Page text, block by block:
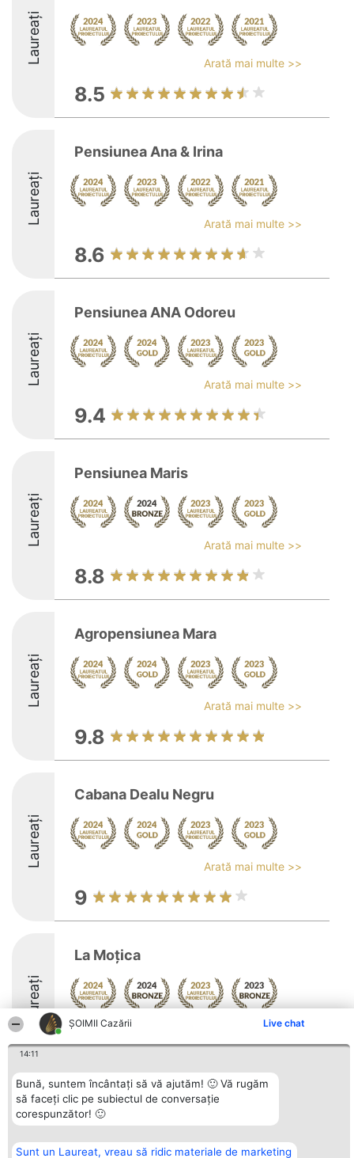
ȘOIMII Cazării Live chat
14:11
Bună, suntem încântați să vă ajutăm! 🙂 Vă rugăm
să faceți clic pe subiectul de conversație
corespunzător! 🙂
Sunt un Laureat, vreau să ridic materiale de marketing
Laureați Arată mai multe >>
8.5
Laureați
Pensiunea Ana & Irina
Arată mai multe >>
8.6
Laureați
Pensiunea ANA Odoreu
Arată mai multe >>
9.4
Laureați
Pensiunea Maris
Arată mai multe >>
8.8
Laureați
Agropensiunea Mara
Arată mai multe >>
9.8
Laureați
Cabana Dealu Negru
Arată mai multe >>
9
Laureați
La Moțica
Arată mai multe >>
Organizator Ranking
BRIGHT SOLUTIONS BR SRL
Sc. A Et. 4 Ap. 13 Cod 061952
Câștigătorii
Laureaților
Contact